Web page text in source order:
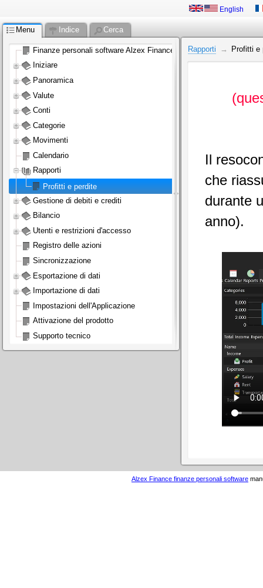
English
Menu Indice Cerca
Finanze personali software Alzex Finance
Iniziare
Panoramica
Valute
Conti
Categorie
Movimenti
Calendario
Rapporti
Profitti e perdite
Gestione di debiti e crediti
Bilancio
Utenti e restrizioni d'accesso
Registro delle azioni
Sincronizzazione
Esportazione di dati
Importazione di dati
Impostazioni dell'Applicazione
Attivazione del prodotto
Supporto tecnico
Rapporti Profitti e
Il
che
durante
anno).
Alzex Finance finanze personali software